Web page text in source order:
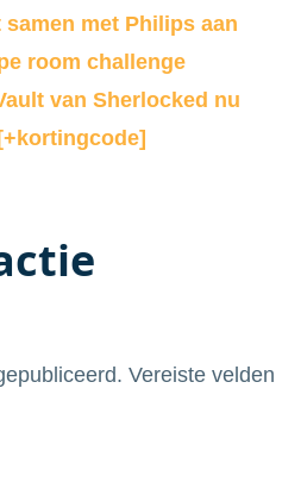
met Philips aan
room challenge
van Sherlocked nu
Vereiste velden